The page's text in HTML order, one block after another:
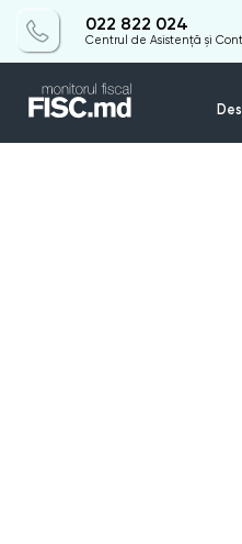
022 822 024
Centrul de Asistență și